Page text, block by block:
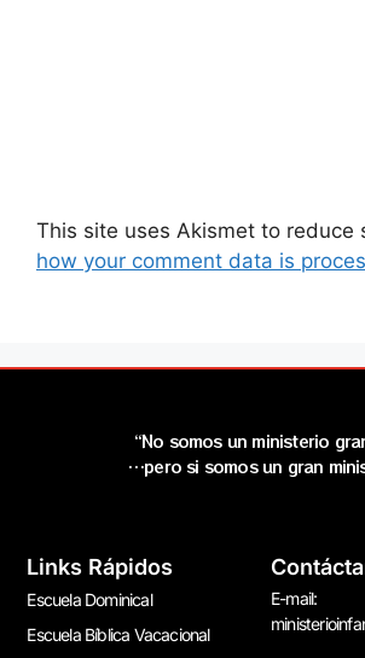
This site uses Akismet to reduce
how your comment data is
“No somos un ministerio
…pero si somos un gran
Links Rápidos
Escuela Dominical
Escuela Bíblica Vacacional
E-mail: